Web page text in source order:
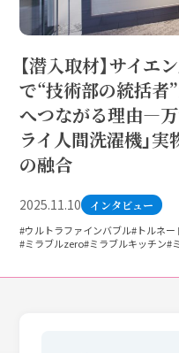
【潜入取材】サイエ
で“技術部の統括者
へつながる理由—万
ライ人間洗濯機」
の融合
2025.11.10 インタビュー
#ウルトラファインバブル#トルネー
#ミラブルzero#ミラブルキッチン#